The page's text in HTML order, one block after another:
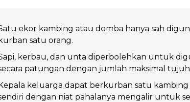
ekor kambing atau domba hanya sah
kurban satu orang.
kerbau, dan unta diperbolehkan untuk
patungan dengan jumlah maksimal
keluarga dapat berkurban satu kambing
dengan niat pahalanya mengalir untuk